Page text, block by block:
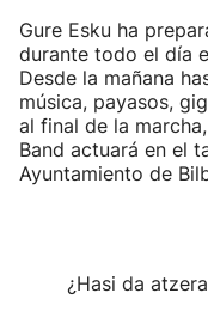
Gure Esku ha
durante todo el día
Desde la mañana
música, payasos,
al final de la
Band actuará en el
Ayuntamiento de
¿Hasi da